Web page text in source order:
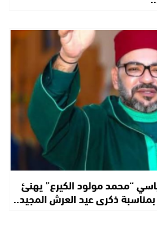
“محمد مولود الكيرع” يهنئ
ذكرى عيد العرش المجيد..